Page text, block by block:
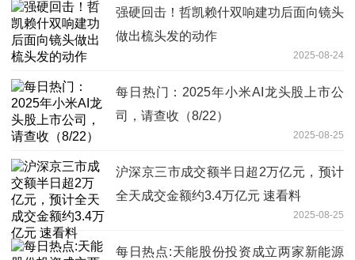
强硬回击！哲凯赖什双响建功后面向镜头
做出梳头发的动作
2025-08-24
每日热门：2025年小米AI龙头股上市公
司，请查收（8/22）
2025-08-25
沪深京三市成交额半日超2万亿元，预计
全天成交金额约3.4万亿元 速看料
2025-08-25
每日热点:天能股份投资成立两家新能源